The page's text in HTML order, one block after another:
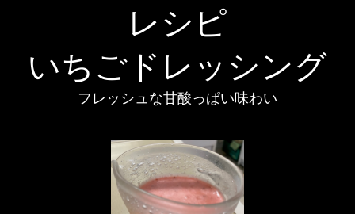
レシピ
いちごドレッシング
フレッシュな甘酸っぱい味わい